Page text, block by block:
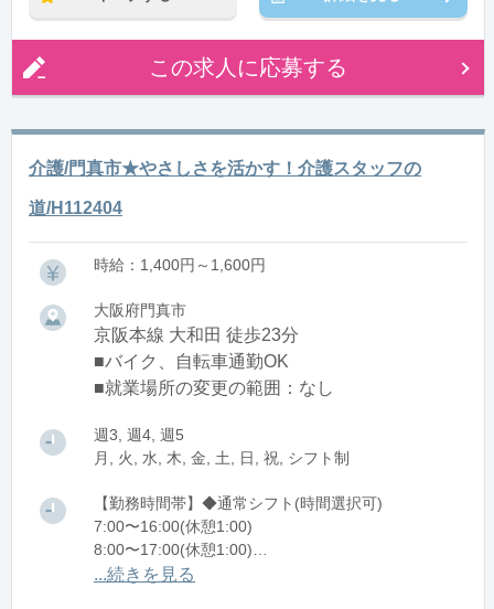
この求人に応募する
介護/門真市★やさしさを活かす！介護スタッフの
道/H112404
時給：1,400円～1,600円
大阪府門真市
京阪本線 大和田 徒歩23分
■バイク、自転車通勤OK
■就業場所の変更の範囲：なし
週3, 週4, 週5
月, 火, 水, 木, 金, 土, 日, 祝, シフト制
【勤務時間帯】◆通常シフト(時間選択可)
7:00〜16:00(休憩1:00)
8:00〜17:00(休憩1:00)
12:00〜21:00(休憩1:00)
...続きを見る